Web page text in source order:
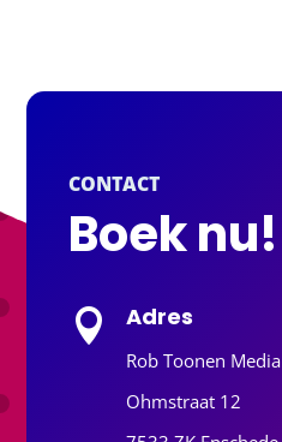
CONTACT
Boek nu!
 Adres
Rob Toonen Media
Ohmstraat 12